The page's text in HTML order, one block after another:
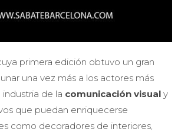
primera edición obtuvo un gran
una vez más a los actores más
de la comunicación visual y
que puedan enriquecerse
como decoradores de interiores,